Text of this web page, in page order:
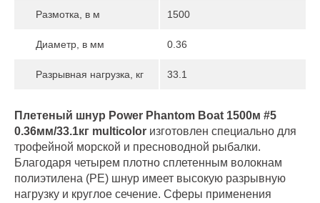
Размотка, в м 1500
Диаметр, в мм 0.36
Разрывная нагрузка, кг 33.1
Плетеный шнур Power Phantom Boat 1500м #5
0.36мм/33.1кг multicolor изготовлен специально для
трофейной морской и пресноводной рыбалки.
Благодаря четырем плотно сплетенным волокнам
полиэтилена (PE) шнур имеет высокую разрывную
нагрузку и круглое сечение. Сферы применения